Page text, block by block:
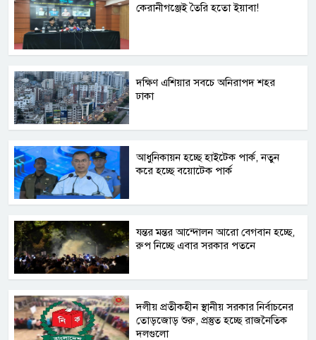
কেরানীগঞ্জেই তৈরি হতো ইয়াবা!
দক্ষিণ এশিয়ার সবচে অনিরাপদ শহর
ঢাকা
আধুনিকায়ন হচ্ছে হাইটেক পার্ক, নতুন
করে হচ্ছে বয়োটেক পার্ক
যন্তর মন্তর আন্দোলন আরো বেগবান হচ্ছে,
রুপ নিচ্ছে এবার সরকার পতনে
দলীয় প্রতীকহীন স্থানীয় সরকার নির্বাচনের
তোড়জোড় শুরু, প্রস্তুত হচ্ছে রাজনৈতিক
দলগুলো